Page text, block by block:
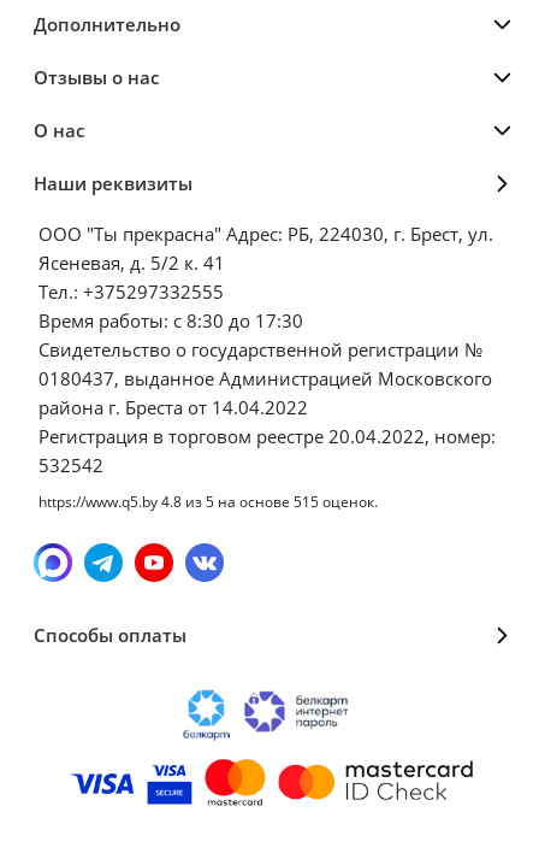
Дополнительно
Отзывы о нас
О нас
Наши реквизиты
ООО "Ты прекрасна" Адрес: РБ, 224030, г. Брест, ул.
Ясеневая, д. 5/2 к. 41
Тел.: +375297332555
Время работы: с 8:30 до 17:30
Свидетельство о государственной регистрации №
0180437, выданное Администрацией Московского
района г. Бреста от 14.04.2022
Регистрация в торговом реестре 20.04.2022, номер:
532542
https://www.q5.by4.8 из5 на основе 515оценок.
Способы оплаты